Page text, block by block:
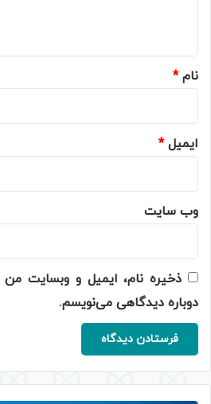
نام*
ایمیل*
وب‌ سایت
ذخیره نام، ایمیل و وبسایت من
دوباره دیدگاهی می‌نویسم.